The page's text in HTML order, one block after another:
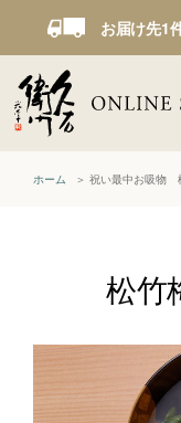
お届け先1
ホーム 祝い最中お吸物
松竹